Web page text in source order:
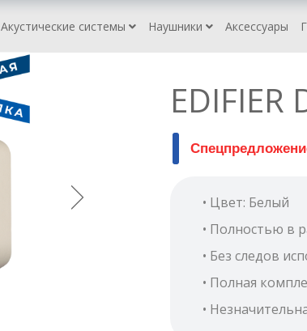
Акустические системы Наушники Аксессуары
• Цвет: Белый
• Полностью в
• Без следов
• Полная
•